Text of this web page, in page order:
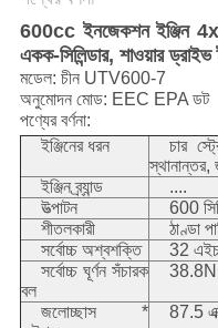
600cc ইনজেকশন ইঞ্জিন
একক-সিলিন্ডার, শাওয়ার
মডেল: চীন UTV600-7
অনুমোদন মোড: EEC EPA ডট
পণ্যের বর্ণনা:
ইঞ্জিনের ধরন
চার
স্থানান্তর,
ইঞ্জিন ব্র্যান্ড
....
উত্পাটন
600
শীতলকারী
ঠাণ্ডা
সর্বোচ্চ অশ্বশক্তি
32
সর্বোচ্চ ঘূর্ণন সঁচারক
বল
38.8N
জলোচ্ছাস *
87.5